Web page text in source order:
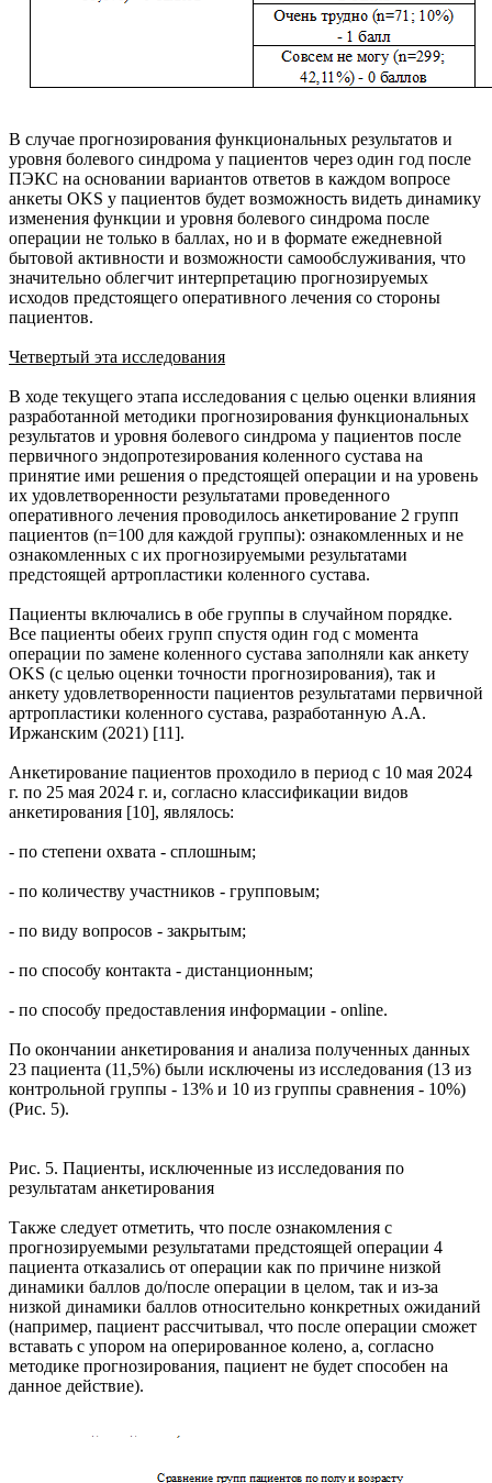
В случае прогнозирования функциональных результатов и
уровня болевого синдрома у пациентов через один год после
ПЭКС на основании вариантов ответов в каждом вопросе
анкеты OKS у пациентов будет возможность видеть динамику
изменения функции и уровня болевого синдрома после
операции не только в баллах, но и в формате ежедневной
бытовой активности и возможности самообслуживания, что
значительно облегчит интерпретацию прогнозируемых
исходов предстоящего оперативного лечения со стороны
пациентов.
Четвертый эта исследования
В ходе текущего этапа исследования с целью оценки влияния
разработанной методики прогнозирования функциональных
результатов и уровня болевого синдрома у пациентов после
первичного эндопротезирования коленного сустава на
принятие ими решения о предстоящей операции и на уровень
их удовлетворенности результатами проведенного
оперативного лечения проводилось анкетирование 2 групп
пациентов (n=100 для каждой группы): ознакомленных и не
ознакомленных с их прогнозируемыми результатами
предстоящей артропластики коленного сустава.
Пациенты включались в обе группы в случайном порядке.
Все пациенты обеих групп спустя один год с момента
операции по замене коленного сустава заполняли как анкету
OKS (с целью оценки точности прогнозирования), так и
анкету удовлетворенности пациентов результатами первичной
артропластики коленного сустава, разработанную А.А.
Иржанским (2021) [11].
Анкетирование пациентов проходило в период с 10 мая 2024
г. по 25 мая 2024 г. и, согласно классификации видов
анкетирования [10], являлось:
- по степени охвата - сплошным;
- по количеству участников - групповым;
- по виду вопросов - закрытым;
- по способу контакта - дистанционным;
- по способу предоставления информации - online.
По окончании анкетирования и анализа полученных данных
23 пациента (11,5%) были исключены из исследования (13 из
контрольной группы - 13% и 10 из группы сравнения - 10%)
(Рис. 5).
Рис. 5. Пациенты, исключенные из исследования по
результатам анкетирования
Также следует отметить, что после ознакомления с
прогнозируемыми результатами предстоящей операции 4
пациента отказались от операции как по причине низкой
динамики баллов до/после операции в целом, так и из-за
низкой динамики баллов относительно конкретных ожиданий
(например, пациент рассчитывал, что после операции сможет
вставать с упором на оперированное колено, а, согласно
методике прогнозирования, пациент не будет способен на
данное действие).